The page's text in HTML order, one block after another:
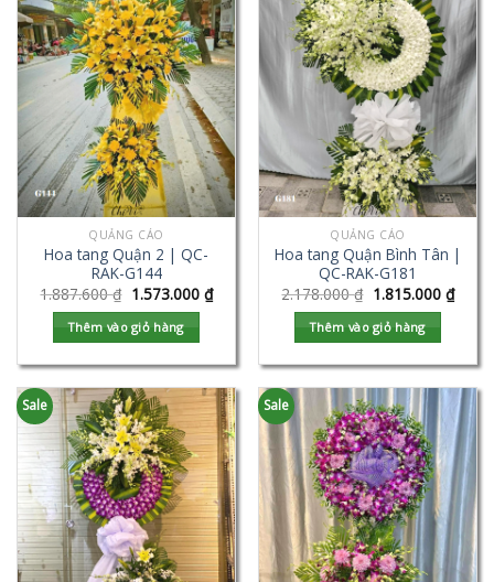
QUẢNG CÁO
Hoa tang Quận 2 | QC-
RAK-G144
1.887.600₫ 1.573.000 ₫
Thêm vào giỏ hàng
QUẢNG CÁO
Hoa tang Quận Bình Tân |
QC-RAK-G181
2.178.000₫ 1.815.000 ₫
Thêm vào giỏ hàng
Sale Sale